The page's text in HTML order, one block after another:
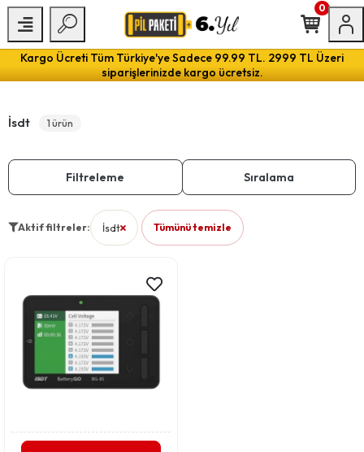
Kargo Ücreti Tüm Türkiye'ye Sadece 99.99 TL. 2999 TL Üzeri
siparişlerinizde kargo ücretsiz.
0
İsdt 1 ürün
Filtreleme Sıralama
Aktif filtreler: İsdt
filtresini kaldırTümünü temizle